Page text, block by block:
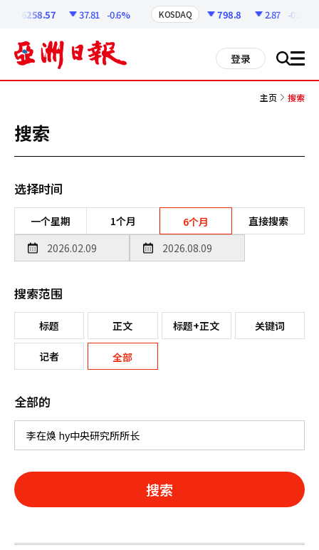
6258.57 37.81 -0.6% KOSDAQ 798.8 2.87 -0.36%
登录 搜 all
主页 搜索
搜索
选择时间
一个星期 1个月 6个月 直接搜索
搜索范围
标题 正文 标题+正文 关键词
记者 全部
全部的
搜索